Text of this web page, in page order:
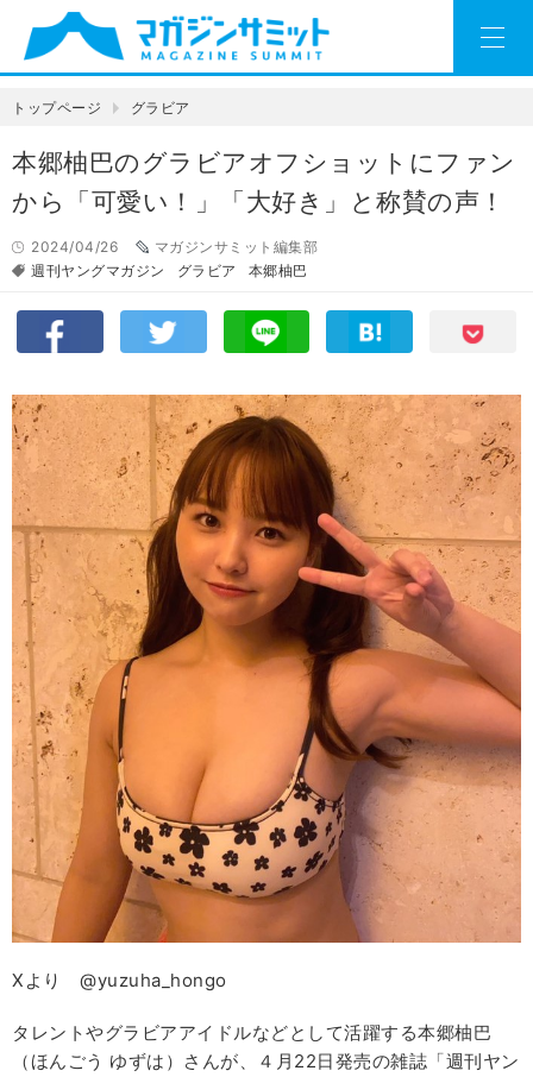
トップページ グラビア
本郷柚巴のグラビアオフショットにファン
から「可愛い！」「大好き」と称賛の声！
2024/04/26
マガジンサミット編集部
週刊ヤングマガジン
グラビア 本郷柚巴
Xより @yuzuha_hongo
タレントやグラビアアイドルなどとして活躍する本郷柚巴
（ほんごう ゆずは）さんが、４月22日発売の雑誌「週刊ヤン